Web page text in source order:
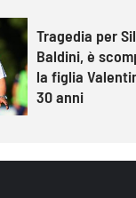
Tragedia per
Baldini, è
la figlia
30 anni